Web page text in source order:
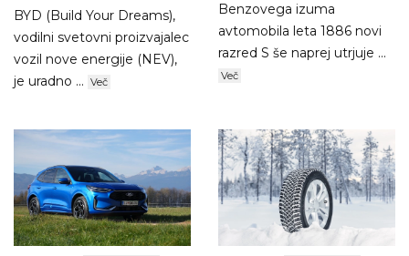
BYD (Build Your Dreams),
vodilni svetovni proizvajalec
vozil nove energije (NEV),
je uradno ... Več
Benzovega izuma
avtomobila leta 1886 novi
razred S še naprej utrjuje ...
Več